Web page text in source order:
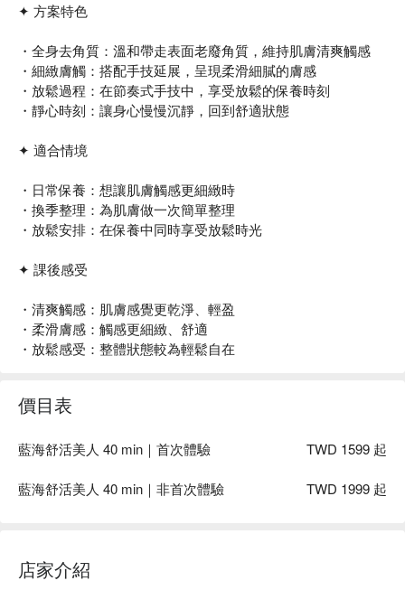
✦ 方案特色
・全身去角質：溫和帶走表面老廢角質，維持肌膚清爽觸感
・細緻膚觸：搭配手技延展，呈現柔滑細膩的膚感
・放鬆過程：在節奏式手技中，享受放鬆的保養時刻
・靜心時刻：讓身心慢慢沉靜，回到舒適狀態
✦ 適合情境
・日常保養：想讓肌膚觸感更細緻時
・換季整理：為肌膚做一次簡單整理
・放鬆安排：在保養中同時享受放鬆時光
✦ 課後感受
・清爽觸感：肌膚感覺更乾淨、輕盈
・柔滑膚感：觸感更細緻、舒適
・放鬆感受：整體狀態較為輕鬆自在
價目表
藍海舒活美人 40 min｜首次體驗 TWD 1599 起
藍海舒活美人 40 min｜非首次體驗 TWD 1999 起
店家介紹